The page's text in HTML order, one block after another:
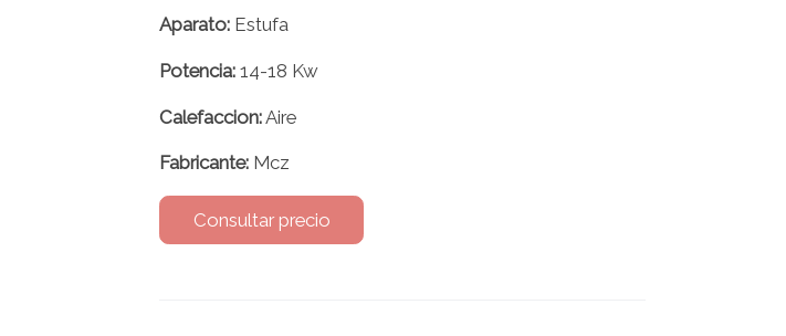
Aparato: Estufa
Potencia: 14-18 Kw
Calefaccion:Aire
Fabricante: Mcz
Consultar precio